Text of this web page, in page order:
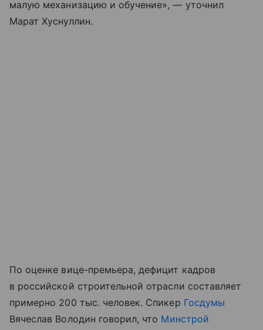
малую механизацию и обучение», — уточнил
Марат Хуснуллин.
По оценке вице-премьера, дефицит кадров
в российской строительной отрасли составляет
примерно 200 тыс. человек. Спикер Госдумы
Вячеслав Володин говорил, что Минстрой